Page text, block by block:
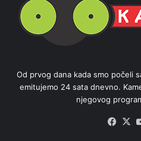
Od prvog dana kada smo počeli
emitujemo 24 sata dnevno.
njegovog